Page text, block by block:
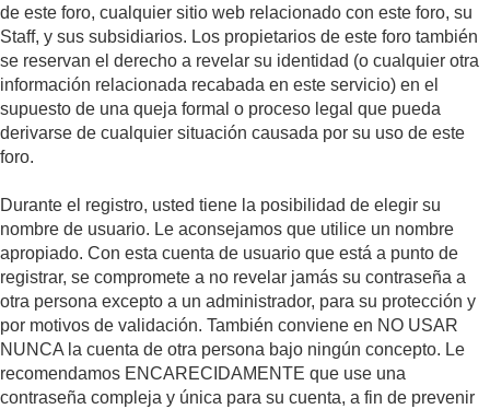
de este foro, cualquier sitio web relacionado con este foro, su
Staff, y sus subsidiarios. Los propietarios de este foro también
se reservan el derecho a revelar su identidad (o cualquier otra
información relacionada recabada en este servicio) en el
supuesto de una queja formal o proceso legal que pueda
derivarse de cualquier situación causada por su uso de este
foro.
Durante el registro, usted tiene la posibilidad de elegir su
nombre de usuario. Le aconsejamos que utilice un nombre
apropiado. Con esta cuenta de usuario que está a punto de
registrar, se compromete a no revelar jamás su contraseña a
otra persona excepto a un administrador, para su protección y
por motivos de validación. También conviene en NO USAR
NUNCA la cuenta de otra persona bajo ningún concepto. Le
recomendamos ENCARECIDAMENTE que use una
contraseña compleja y única para su cuenta, a fin de prevenir